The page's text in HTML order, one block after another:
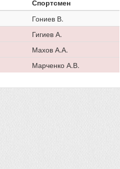
Спортсмен
Гониев В.
Гигиев А.
Махов А.А.
Марченко А.В.